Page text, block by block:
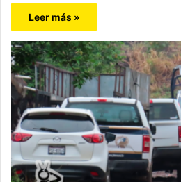
Leer más »